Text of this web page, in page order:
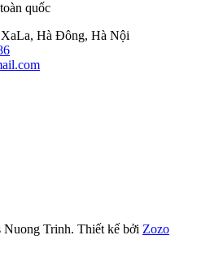
quốc
Hà Đông, Hà Nội
Trinh. Thiết kế bởi Zozo